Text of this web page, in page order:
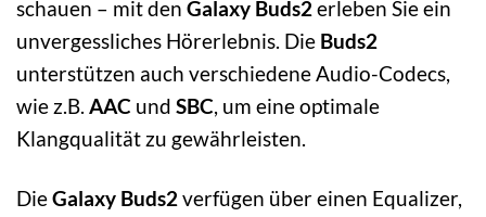
schauen – mit den Galaxy Buds2 erleben Sie ein
unvergessliches Hörerlebnis. Die Buds2
unterstützen auch verschiedene Audio-Codecs,
wie z.B. AAC und SBC, um eine optimale
Klangqualität zu gewährleisten.
DieGalaxy Buds2 verfügen über einen Equalizer,